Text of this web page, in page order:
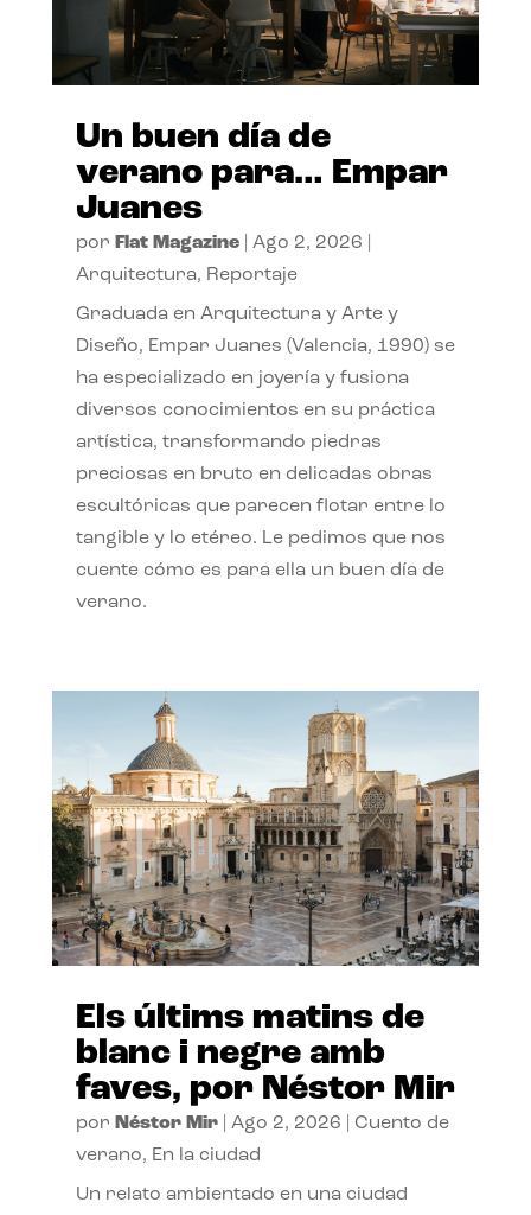
Un buen día de
verano para… Empar
Juanes
por Flat Magazine| Ago 2, 2026
Arquitectura, Reportaje
Graduada en Arquitectura y Arte y
Diseño, Empar Juanes (Valencia, 1990) se
ha especializado en joyería y fusiona
diversos conocimientos en su práctica
artística, transformando piedras
preciosas en bruto en delicadas obras
escultóricas que parecen flotar entre lo
tangible y lo etéreo. Le pedimos que nos
cuente cómo es para ella un buen día de
verano.
Els últims matins de
blanc i negre amb
faves, por Néstor Mir
por Néstor Mir| Ago 2, 2026
Cuento de
verano, En la ciudad
Un relato ambientado en una ciudad